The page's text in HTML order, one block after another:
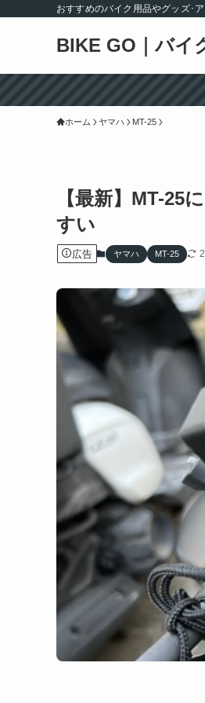
おすすめのバイク用品やグッズ･
BIKE GO｜バイ
ホーム ヤマハ MT-25
【最新】MT-25
すい
広告 ヤマハ MT-25